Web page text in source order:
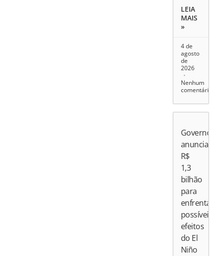
LEIA
MAIS
»
4 de
agosto
de
2026
Nenhum
comentário
Governo
anuncia
R$
1,3
bilhão
para
enfrentar
possíveis
efeitos
do El
Niño